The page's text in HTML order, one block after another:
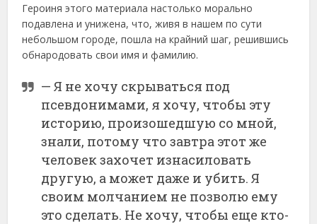
Героиня этого материала настолько морально
подавлена и унижена, что, живя в нашем по сути
небольшом городе, пошла на крайний шаг, решившись
обнародовать свои имя и фамилию.
— Я не хочу скрываться под
псевдонимами, я хочу, чтобы эту
историю, произошедшую со мной,
знали, потому что завтра этот же
человек захочет изнасиловать
другую, а может даже и убить. Я
своим молчанием не позволю ему
это сделать. Не хочу, чтобы еще кто-